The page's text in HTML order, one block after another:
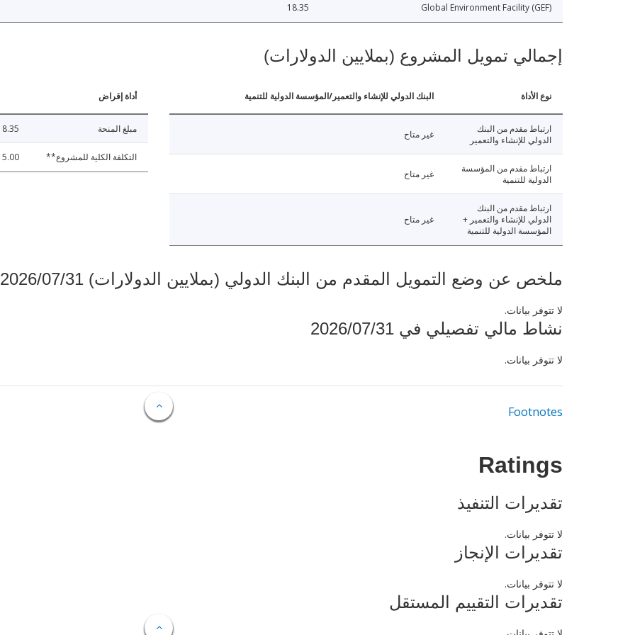
Global Environment Facility (GEF)
18.35
إجمالي تمويل المشروع (بملايين الدولارات)
نوع الأداة البنك الدولي للإنشاء والتعمير/المؤسسة الدولية للتنمية
ارتباط مقدم من البنك
الدولي للإنشاء والتعمير
غير متاح
ارتباط مقدم من المؤسسة
الدولية للتنمية
غير متاح
ارتباط مقدم من البنك
الدولي للإنشاء والتعمير +
المؤسسة الدولية للتنمية
غير متاح
أداة إقراض
مبلغ المنحة
التكلفة الكلية للمشروع**
ملخص عن وضع التمويل المقدم من البنك الدولي (بملايين الدولارات) 2026/07/31
لا تتوفر بيانات.
نشاط مالي تفصيلي في 2026/07/31
لا تتوفر بيانات.
Footnotes
Ratings
تقديرات التنفيذ
لا تتوفر بيانات.
تقديرات الإنجاز
لا تتوفر بيانات.
تقديرات التقييم المستقل